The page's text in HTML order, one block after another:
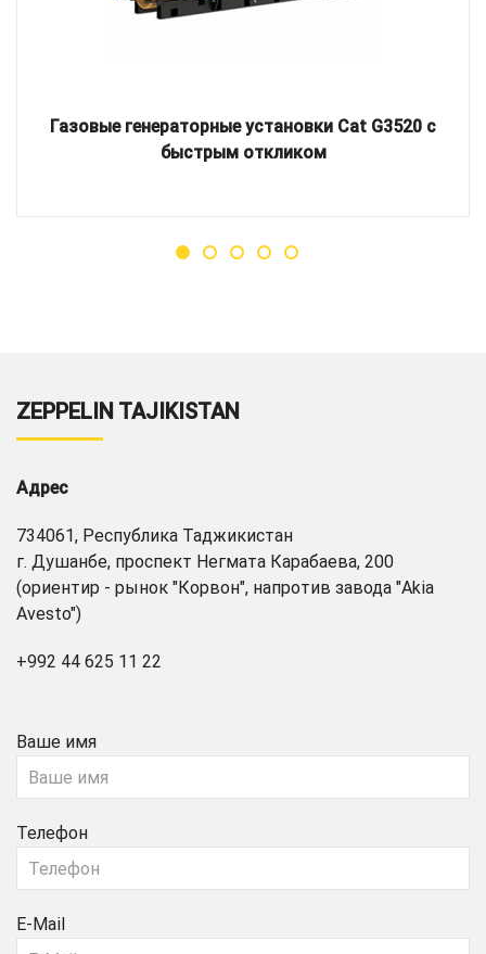
Газовые генераторные установки Cat G3520 с
быстрым откликом
ZEPPELIN TAJIKISTAN
Адрес
734061, Республика Таджикистан
г. Душанбе, проспект Негмата Карабаева, 200
(ориентир - рынок "Корвон", напротив завода "Akia
Avesto")
+992 44 625 11 22
Ваше имя
Телефон
E-Mail